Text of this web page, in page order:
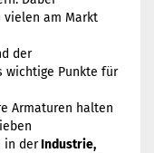
vielen am Markt
der
wichtige Punkte für
Armaturen halten
in derIndustrie,